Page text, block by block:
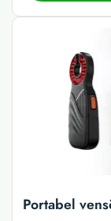
Portabel